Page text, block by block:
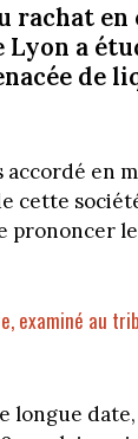
rachat
Lyon a
de
en
cette
prononcer
examiné au
longue